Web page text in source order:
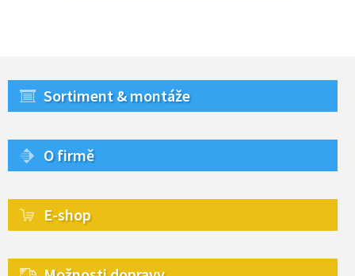
Sortiment & montáže
O firmě
E-shop